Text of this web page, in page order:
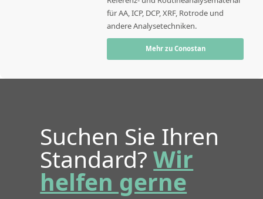
für AA, ICP, DCP, XRF, Rotrode und
andere Analysetechniken.
Mehr zu Conostan
Suchen Sie Ihren
Standard?Wir
helfen gerne